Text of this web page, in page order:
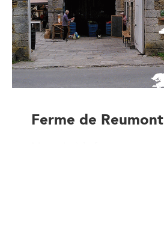
Ferme de Reumont